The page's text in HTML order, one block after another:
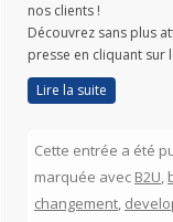
nos clients !
Découvrez sans plus
presse en cliquant sur
Lire la suite
Cette entrée a été
marquée avec B2U,
changement,